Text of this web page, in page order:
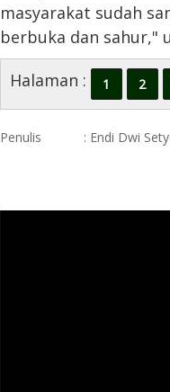
masyarakat sudah
berbuka dan sahur,"
Halaman :
1 2
Penulis : Endi Dwi